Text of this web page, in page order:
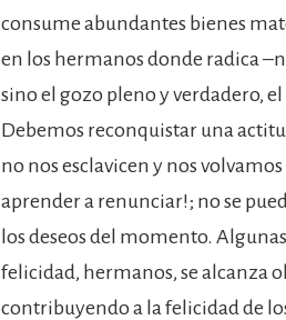
consume abundantes bienes
en los hermanos donde radica
sino el gozo pleno y verdadero,
Debemos reconquistar una
no nos esclavicen y nos
aprender a renunciar!; no se
los deseos del momento.
felicidad, hermanos, se alcanza
contribuyendo a la felicidad de